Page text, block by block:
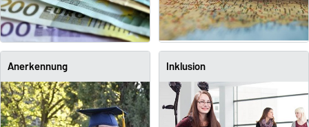
Anerkennung Inklusion